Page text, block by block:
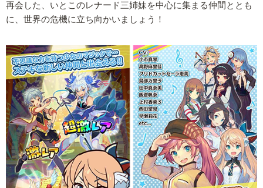
再会した、いとこのレナード三姉妹を中心に集まる仲間ととも
に、世界の危機に立ち向かいましょう！